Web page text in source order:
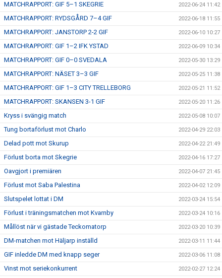
MATCHRAPPORT: GIF 5–1 SKEGRIE 2022-06-24 11:42
MATCHRAPPORT: RYDSGÅRD 7–4 GIF 2022-06-18 11:55
MATCHRAPPORT: JANSTORP 2-2 GIF 2022-06-10 10:27
MATCHRAPPORT: GIF 1–2 IFK YSTAD 2022-06-09 10:34
MATCHRAPPORT: GIF 0–0 SVEDALA 2022-05-30 13:29
MATCHRAPPORT: NÄSET 3–3 GIF 2022-05-25 11:38
MATCHRAPPORT: GIF 1–3 CITY TRELLEBORG 2022-05-21 11:52
MATCHRAPPORT: SKANSEN 3-1 GIF 2022-05-20 11:26
Kryss i svängig match 2022-05-08 10:07
Tung bortaförlust mot Charlo 2022-04-29 22:03
Delad pott mot Skurup 2022-04-22 21:49
Förlust borta mot Skegrie 2022-04-16 17:27
Oavgjort i premiären 2022-04-07 21:45
Förlust mot Saba Palestina 2022-04-02 12:09
Slutspelet lottat i DM 2022-03-24 15:54
Förlust i träningsmatchen mot Kvarnby 2022-03-24 10:16
Mållöst när vi gästade Teckomatorp 2022-03-20 10:39
DM-matchen mot Häljarp inställd 2022-03-11 11:44
GIF inledde DM med knapp seger 2022-03-06 11:08
Vinst mot seriekonkurrent 2022-02-27 12:24